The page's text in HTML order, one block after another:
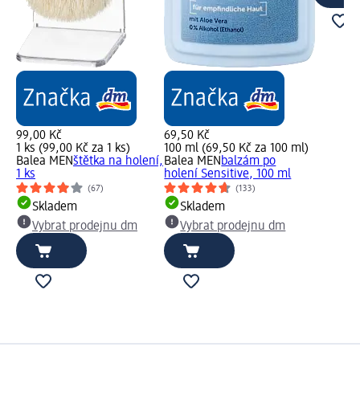
99,00 Kč
1 ks (99,00 Kč za 1 ks)
Balea MENštětka na holení,
1 ks
(67)
Skladem
Vybrat prodejnu dm
69,50 Kč
100 ml (69,50 Kč za 100 ml)
Balea MEN balzám po
holení Sensitive, 100 ml
(133)
Skladem
Vybrat prodejnu dm